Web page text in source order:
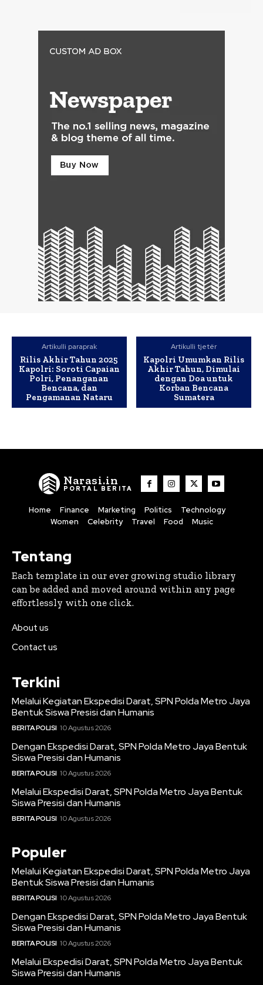
Artikulli paraprak
Rilis Akhir Tahun 2025
Kapolri: Soroti Capaian
Polri, Penanganan
Bencana, dan
Pengamanan Nataru
Artikulli tjetër
Kapolri Umumkan Rilis
Akhir Tahun, Dimulai
dengan Doa untuk
Korban Bencana
Sumatera
Narasi.in
PORTAL BERITA
Home Finance Marketing Politics
Technology
Women
Celebrity Travel Food Music
Tentang
Each template in our ever growing studio library
can be added and moved around within any page
effortlessly with one click.
About us
Contact us
Terkini
Melalui Kegiatan Ekspedisi Darat, SPN Polda Metro Jaya
Bentuk Siswa Presisi dan Humanis
BERITA POLISI 10 Agustus 2026
Dengan Ekspedisi Darat, SPN Polda Metro Jaya Bentuk
Siswa Presisi dan Humanis
BERITA POLISI 10 Agustus 2026
Melalui Ekspedisi Darat, SPN Polda Metro Jaya Bentuk
Siswa Presisi dan Humanis
BERITA POLISI 10 Agustus 2026
Populer
Melalui Kegiatan Ekspedisi Darat, SPN Polda Metro Jaya
Bentuk Siswa Presisi dan Humanis
BERITA POLISI 10 Agustus 2026
Dengan Ekspedisi Darat, SPN Polda Metro Jaya Bentuk
Siswa Presisi dan Humanis
BERITA POLISI 10 Agustus 2026
Melalui Ekspedisi Darat, SPN Polda Metro Jaya Bentuk
Siswa Presisi dan Humanis